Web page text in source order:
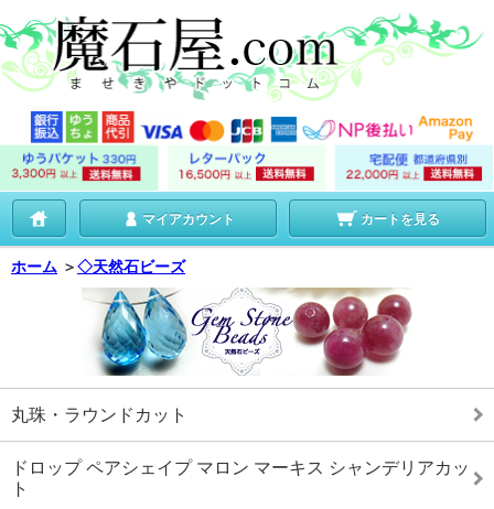
マイアカウント カートを見る
ホーム ＞◇天然石ビーズ
丸珠・ラウンドカット
ドロップ ペアシェイプ マロン マーキス シャンデリアカッ
ト